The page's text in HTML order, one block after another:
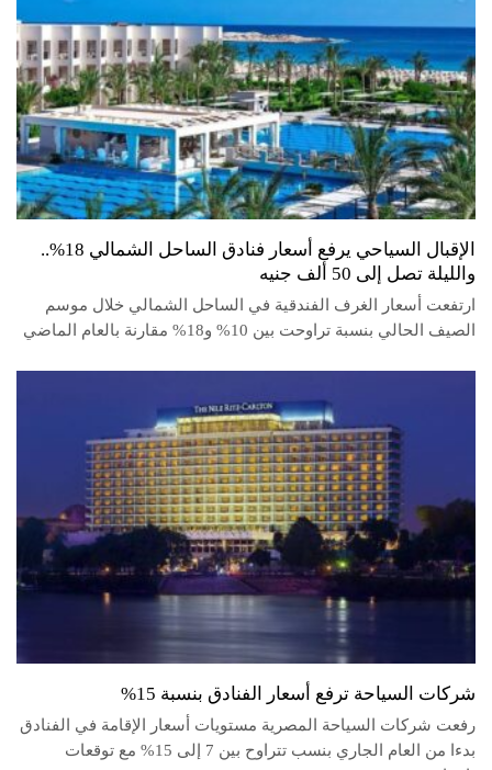
الإقبال السياحي يرفع أسعار فنادق الساحل الشمالي 18%..
والليلة تصل إلى 50 ألف جنيه
ارتفعت أسعار الغرف الفندقية في الساحل الشمالي خلال موسم
الصيف الحالي بنسبة تراوحت بين 10% و18% مقارنة بالعام الماضي
شركات السياحة ترفع أسعار الفنادق بنسبة 15%
رفعت شركات السياحة المصرية مستويات أسعار الإقامة في الفنادق
بدءا من العام الجاري بنسب تتراوح بين 7 إلى 15% مع توقعات